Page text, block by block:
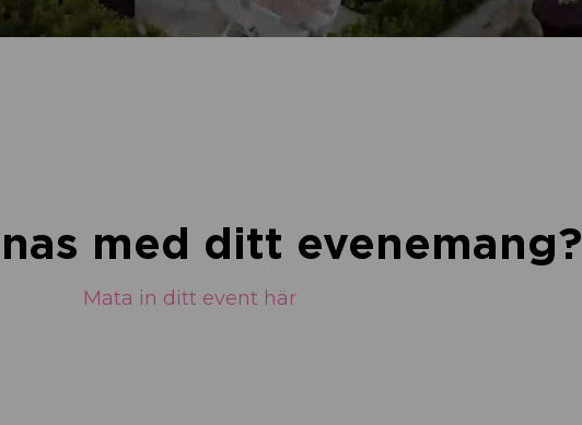
med ditt evenemang?
Mata in ditt event här